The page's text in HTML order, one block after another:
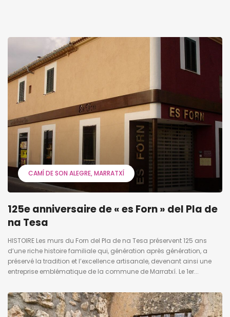
CAMÍ DE SON ALEGRE MARRATXÍ
125e anniversaire de « es Forn » del Pla de
na Tesa
HISTOIRE Les murs du Forn del Pla de na Tesa préservent 125 ans
d’une riche histoire familiale qui, génération après génération, a
préservé la tradition et l’excellence artisanale, devenant ainsi une
entreprise emblématique de la commune de Marratxí. Le 1er...